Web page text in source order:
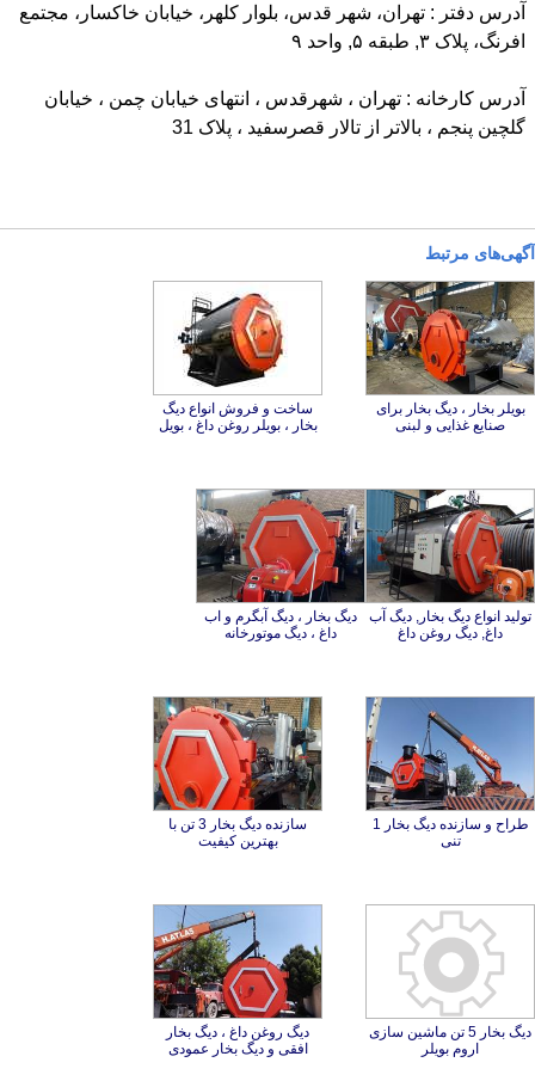
آدرس دفتر : تهران، شهر قدس، بلوار کلهر، خیابان خاکسار، مجتمع
افرنگ، پلاک ۳, طبقه ۵, واحد ۹
آدرس کارخانه : تهران ، شهرقدس ، انتهای خیابان چمن ، خیابان
گلچین پنجم ، بالاتر از تالار قصرسفید ، پلاک 31
آگهی‌های مرتبط
بویلر بخار ، دیگ بخار برای
صنایع غذایی و لبنی
ساخت و فروش انواع دیگ
بخار ، بویلر روغن داغ ، بویل
تولید انواع دیگ بخار, دیگ آب
داغ, دیگ روغن داغ
دیگ بخار ، دیگ آبگرم و اب
داغ ، دیگ موتورخانه
طراح و سازنده دیگ بخار 1
تنی
سازنده دیگ بخار 3 تن با
بهترین کیفیت
دیگ بخار 5 تن ماشین سازی
اروم بویلر
دیگ روغن داغ ، دیگ بخار
افقی و دیگ بخار عمودی